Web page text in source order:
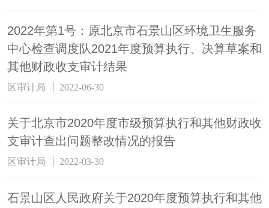
2022年第1号：原北京市石景山区环境卫生服务
中心检查调度队2021年度预算执行、决算草案和
其他财政收支审计结果
区审计局 2022-06-30
关于北京市2020年度市级预算执行和其他财政收
支审计查出问题整改情况的报告
区审计局 2022-03-30
石景山区人民政府关于2020年度预算执行和其他